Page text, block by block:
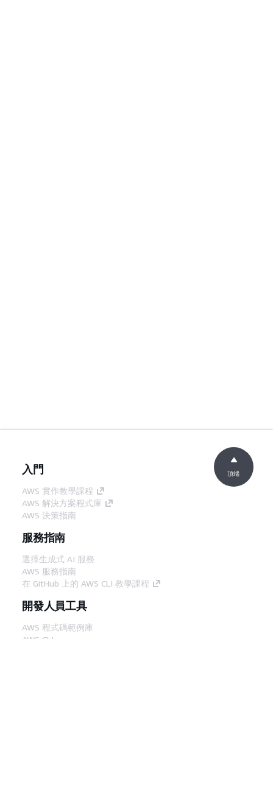
入門
AWS 實作教學課程
AWS 解決方案程式庫
AWS 決策指南
服務指南
選擇生成式 AI 服務
AWS 服務指南
在 GitHub 上的 AWS CLI 教學課程
開發人員工具
AWS 程式碼範例庫
AWS CLI
頂端